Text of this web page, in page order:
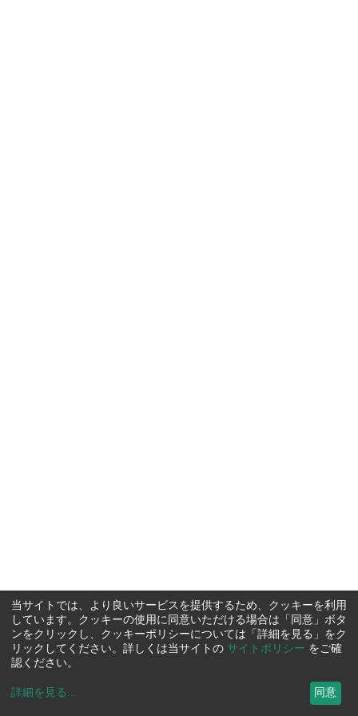
当サイトでは、より良いサービスを提供するため、クッキーを利用
しています。クッキーの使用に同意いただける場合は「同意」ボタ
ンをクリックし、クッキーポリシーについては「詳細を見る」をク
リックしてください。詳しくは当サイトの サイトポリシー をご確
認ください。
詳細を見る ... 同意